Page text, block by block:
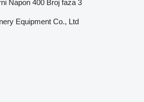
Napon 400 Broj faza 3
Equipment Co., Ltd